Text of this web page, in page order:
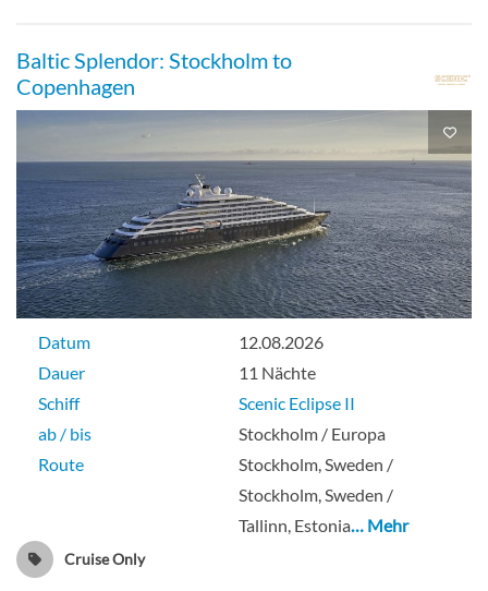
Baltic Splendor: Stockholm to
Copenhagen
Datum
12.08.2026
Dauer
11 Nächte
Schiff
Scenic Eclipse II
ab / bis
Stockholm / Europa
Route
Stockholm, Sweden /
Stockholm, Sweden /
Tallinn, Estonia… Mehr
Cruise Only